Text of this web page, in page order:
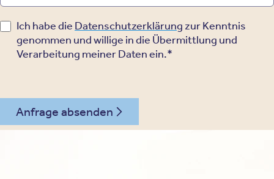
Ich habe die Datenschutzerklärung zur Kenntnis
genommen und willige in die Übermittlung und
Verarbeitung meiner Daten ein.*
Anfrage absenden